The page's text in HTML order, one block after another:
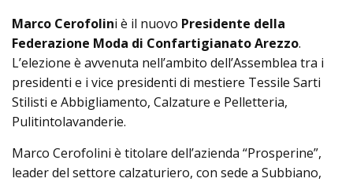
Marco Cerofolini è il nuovo Presidente della
Federazione Moda di Confartigianato Arezzo.
L’elezione è avvenuta nell’ambito dell’Assemblea tra i
presidenti e i vice presidenti di mestiere Tessile Sarti
Stilisti e Abbigliamento, Calzature e Pelletteria,
Pulitintolavanderie.
Marco Cerofolini è titolare dell’azienda “Prosperine”,
leader del settore calzaturiero, con sede a Subbiano,